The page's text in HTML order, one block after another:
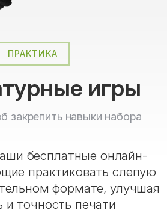
ПРАКТИКА
игры
закрепить навыки набора
бесплатные онлайн-
практиковать слепую
формате, улучшая
и точность печати